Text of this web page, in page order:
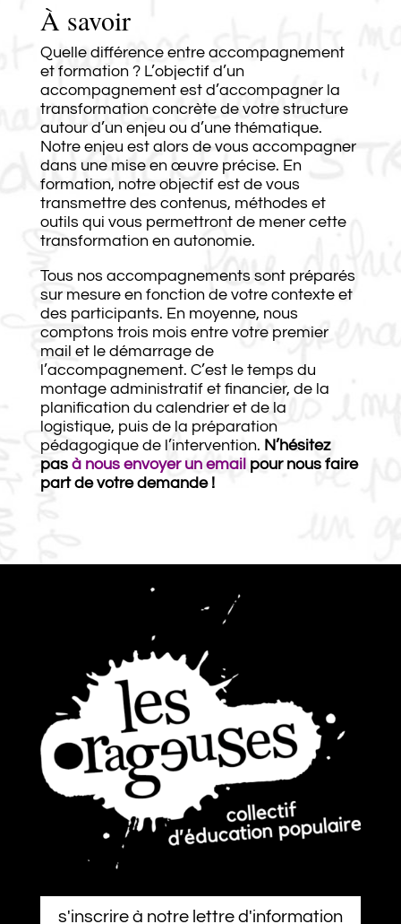
À savoir
Quelle différence entre accompagnement
et formation ? L’objectif d’un
accompagnement est d’accompagner la
transformation concrète de votre structure
autour d’un enjeu ou d’une thématique.
Notre enjeu est alors de vous accompagner
dans une mise en œuvre précise. En
formation, notre objectif est de vous
transmettre des contenus, méthodes et
outils qui vous permettront de mener cette
transformation en autonomie.
Tous nos accompagnements sont préparés
sur mesure en fonction de votre contexte et
des participants. En moyenne, nous
comptons trois mois entre votre premier
mail et le démarrage de
l’accompagnement. C’est le temps du
montage administratif et financier, de la
planification du calendrier et de la
logistique, puis de la préparation
pédagogique de l’intervention. N’hésitez
pas à nous envoyer un email pour nous faire
part de votre demande !
s'inscrire à notre lettre d'information